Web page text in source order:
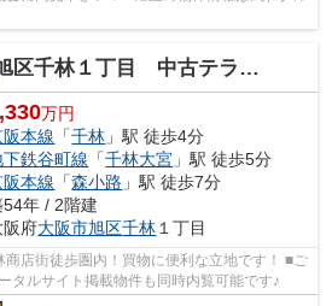
区千林１丁目 中古テラスハウス
万円
阪本線 「千林 」駅 徒歩4分
下鉄谷町線 「千林大宮 」駅 徒歩5分
阪本線 「森小路 」駅 徒歩7分
54年 / 2階建
阪府大阪市旭区千林 １丁目
店街徒歩圏内！買物に便利な立地です！ ■ご
タルサイト掲載物件も同時内覧可能です♪